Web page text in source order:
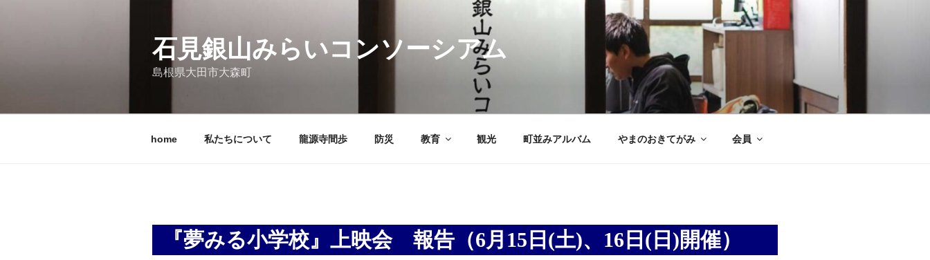
石見銀山みらいコンソーシアム
島根県大田市大森町
home 私たちについて 龍源寺間歩 防災 教育 観光 町並みアルバム やまのおきてがみ 会員
『夢みる小学校』上映会 報告（6月15日(土)、16日(日)開催）